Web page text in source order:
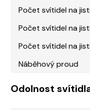
Počet svítidel na
Počet svítidel na
Počet svítidel na
Náběhový proud
Odolnost